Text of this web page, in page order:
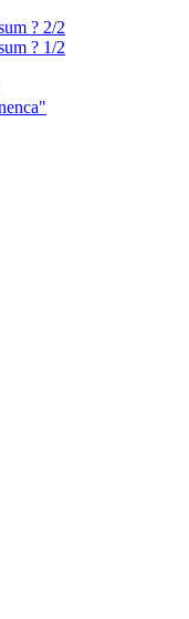
? 2/2
? 1/2